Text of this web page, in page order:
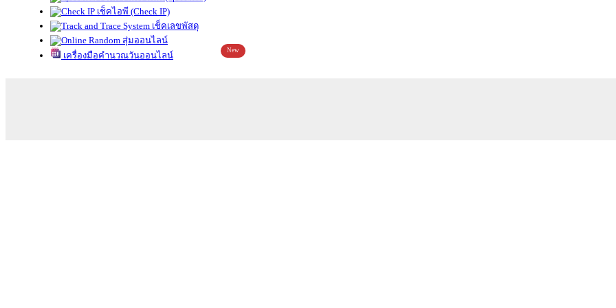
เช็คไอพี (Check IP)
เช็คเลขพัสดุ
สุ่มออนไลน์
เครื่องมือคำนวณวันออนไลน์
New